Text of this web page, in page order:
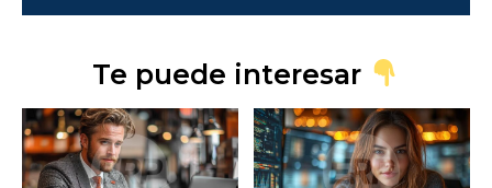
Te puede interesar